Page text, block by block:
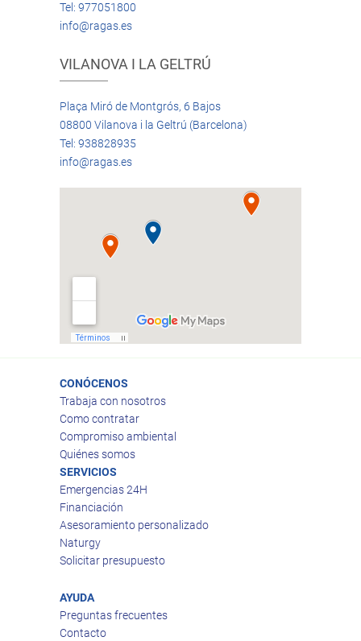
Tel: 977051800
info@ragas.es
VILANOVA I LA GELTRÚ
Plaça Miró de Montgrós, 6 Bajos
08800 Vilanova i la Geltrú (Barcelona)
Tel: 938828935
info@ragas.es
CONÓCENOS
Trabaja con nosotros
Como contratar
Compromiso ambiental
Quiénes somos
SERVICIOS
Emergencias 24H
Financiación
Asesoramiento personalizado
Naturgy
Solicitar presupuesto
AYUDA
Preguntas frecuentes
Contacto